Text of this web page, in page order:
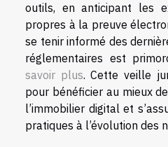
outils, en anticipant les
propres à la preuve
se tenir informé des
réglementaires est
savoir plus. Cette veille
pour bénéficier au mieux
l’immobilier digital et
pratiques à l’évolution des